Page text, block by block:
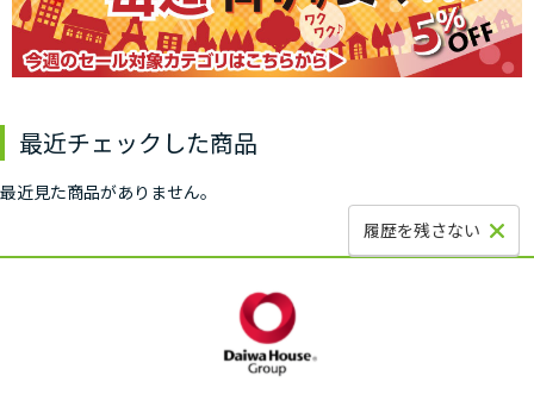
最近チェックした商品
最近見た商品がありません。
履歴を残さない